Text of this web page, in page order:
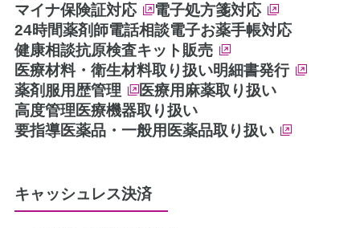
マイナ保険証対応
電子処方箋対応
24時間薬剤師電話相談電子お薬手帳対応
健康相談抗原検査キット販売
医療材料・衛生材料取り扱い明細書発行
薬剤服用歴管理
医療用麻薬取り扱い
高度管理医療機器取り扱い
要指導医薬品・一般用医薬品取り扱い
キャッシュレス決済